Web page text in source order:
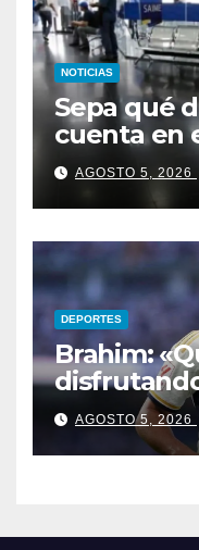
NOTICIAS
Sepa qué
cuenta en
citas
AGOSTO 5, 2026
DEPORTES
Brahim:
AGOSTO 5, 2026